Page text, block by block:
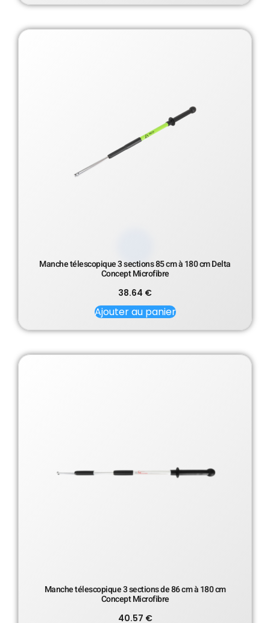
Manche télescopique 3 sections 85 cm à 180 cm Delta
Concept Microfibre
38.64 €
Ajouter au panier
Manche télescopique 3 sections de 86 cm à 180 cm
Concept Microfibre
40.57 €